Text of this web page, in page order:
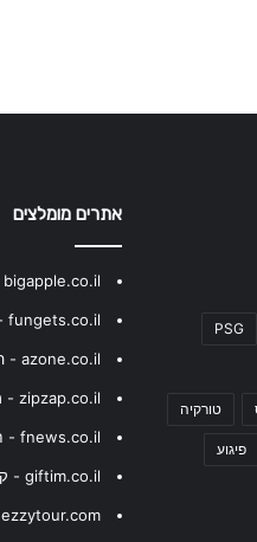
PSG
טורקיה
פיגוע
אתרים מומלצים
bigapple.co.il - בלוג בניית אתרים
fungets.co.il - גאדג'טים הכי שווים
azone.co.il - הכל על קניה באמזון
zipzap.co.il - מוצרי חשמל במחירים הגיוניים
fnews.co.il - חדשות כלכלה
giftim.co.il - קניות באינטרנט
ezzytour.com - חופשות בארץ ובעולם